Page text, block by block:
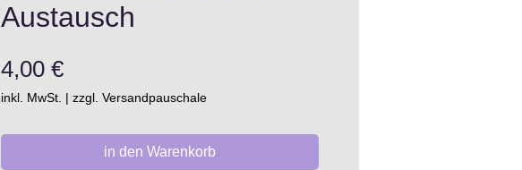
Austausch
4,00 €Preis
inkl. MwSt. | zzgl. Versandpauschale
in den Warenkorb